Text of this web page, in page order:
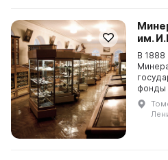
им.
В 1888
фонды
более
видов